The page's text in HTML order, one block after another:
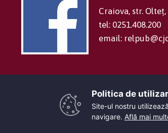
Craiova, str. Olteț,
tel: 0251.408.200
email:
Politica de
Site-ul nostru
navigare. Află mai